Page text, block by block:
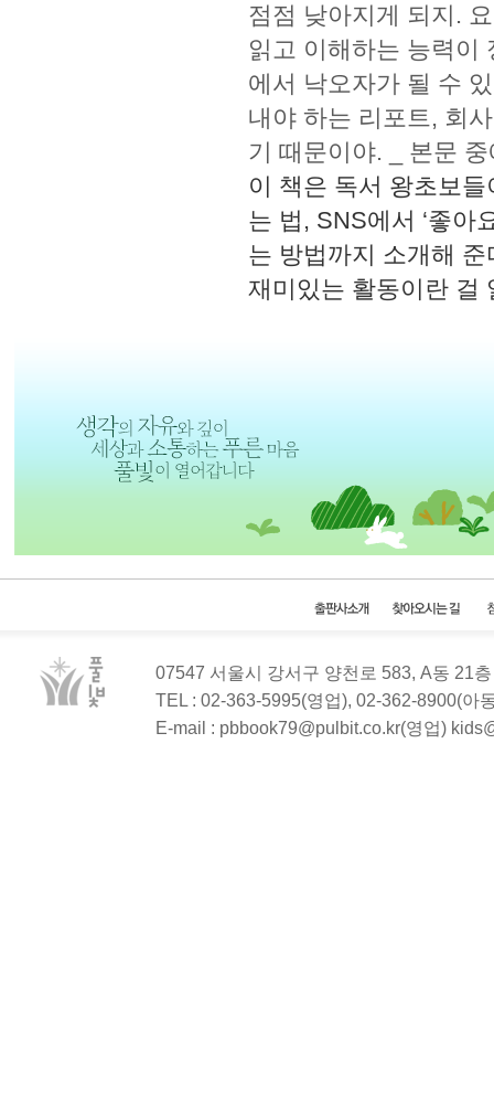
점점 낮아지게 되지.
읽고 이해하는 능력이
에서 낙오자가 될 수
내야 하는 리포트, 회
기 때문이야. _ 본문
이 책은 독서 왕초보
는 법, SNS에서 ‘좋아
는 방법까지 소개해
재미있는 활동이란 걸
07547 서울시 강서구 양천로 583, A동 21
TEL : 02-363-5995(영업), 02-362-8900(아
E-mail : pbbook79@pulbit.co.kr(영업)